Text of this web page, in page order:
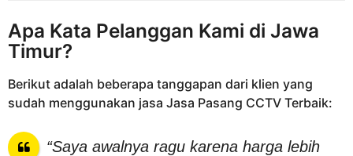
Apa Kata Pelanggan Kami di Jawa
Timur?
Berikut adalah beberapa tanggapan dari klien yang
sudah menggunakan jasa Jasa Pasang CCTV Terbaik:
“Saya awalnya ragu karena harga lebih